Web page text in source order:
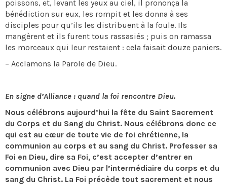
poissons, et, levant les yeux au ciel, il prononça la
bénédiction sur eux, les rompit et les donna à ses
disciples pour qu’ils les distribuent à la foule. Ils
mangèrent et ils furent tous rassasiés ; puis on ramassa
les morceaux qui leur restaient : cela faisait douze paniers.
– Acclamons la Parole de Dieu.
En signe d’Alliance : quand la foi rencontre Dieu.
Nous célébrons aujourd’hui la fête du Saint Sacrement
du Corps et du Sang du Christ. Nous célébrons donc ce
qui est au cœur de toute vie de foi chrétienne, la
communion au corps et au sang du Christ. Professer sa
Foi en Dieu, dire sa Foi, c’est accepter d’entrer en
communion avec Dieu par l’intermédiaire du corps et du
sang du Christ. La Foi précède tout sacrement et nous